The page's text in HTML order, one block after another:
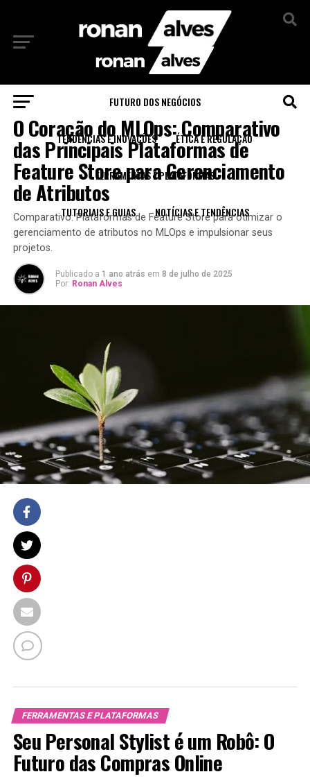
FUTURO DOS NEGÓCIOS
TENDÊNCIAS E INOVAÇÕES ÉTICA E REGULAÇÃO
FERRAMENTAS E PLATAFORMAS
TUTORIAIS E GUIAS NOTÍCIAS E TENDÊNCIAS
FERRAMENTAS E PLATAFORMAS
O Coração do MLOps: Comparativo
das Principais Plataformas de
Feature Store para Gerenciamento
de Atributos
Comparativo: Plataformas de Feature Store para otimizar o
gerenciamento de atributos no MLOps e impulsionar seus
projetos.
Publicado a 1 ano atrás em 8 de julho de 2025
Por: Ronan Alves
FERRAMENTAS E PLATAFORMAS
Seu Personal Stylist é um Robô: O
Futuro das Compras Online
Sair da versão mobile